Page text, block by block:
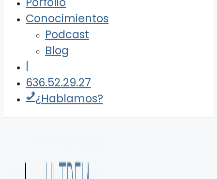
Conocimientos
Podcast
Blog
|
636.52.29.27
¿Hablamos?